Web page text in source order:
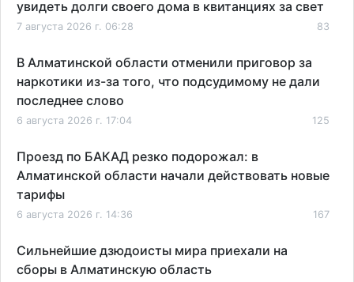
увидеть долги своего дома в квитанциях за свет
7 августа 2026 г. 06:28 83
В Алматинской области отменили приговор за
наркотики из-за того, что подсудимому не дали
последнее слово
6 августа 2026 г. 17:04 125
Проезд по БАКАД резко подорожал: в
Алматинской области начали действовать новые
тарифы
6 августа 2026 г. 14:36 167
Сильнейшие дзюдоисты мира приехали на
сборы в Алматинскую область